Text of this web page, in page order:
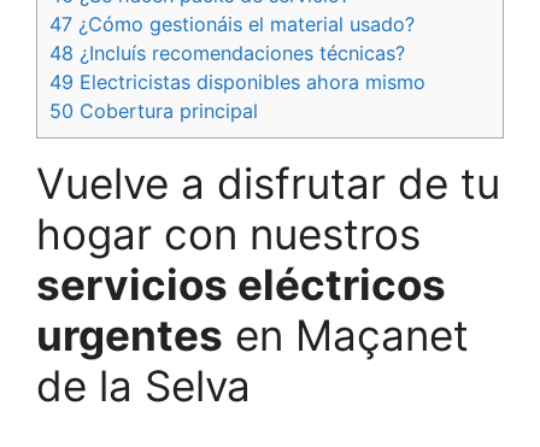
47 ¿Cómo gestionáis el material usado?
48 ¿Incluís recomendaciones técnicas?
49 Electricistas disponibles ahora mismo
50 Cobertura principal
Vuelve a disfrutar de tu
hogar con nuestros
servicios eléctricos
urgentes en Maçanet
de la Selva